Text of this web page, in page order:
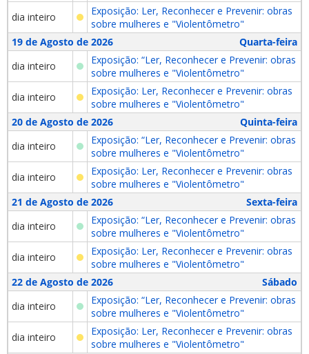
dia inteiro
Exposição: Ler, Reconhecer e Prevenir: obras
sobre mulheres e "Violentômetro"
19 de Agosto de 2026
Quarta-feira
dia inteiro
Exposição: “Ler, Reconhecer e Prevenir: obras
sobre mulheres e "Violentômetro"
dia inteiro
Exposição: Ler, Reconhecer e Prevenir: obras
sobre mulheres e "Violentômetro"
20 de Agosto de 2026
Quinta-feira
dia inteiro
Exposição: “Ler, Reconhecer e Prevenir: obras
sobre mulheres e "Violentômetro"
dia inteiro
Exposição: Ler, Reconhecer e Prevenir: obras
sobre mulheres e "Violentômetro"
21 de Agosto de 2026
Sexta-feira
dia inteiro
Exposição: “Ler, Reconhecer e Prevenir: obras
sobre mulheres e "Violentômetro"
dia inteiro
Exposição: Ler, Reconhecer e Prevenir: obras
sobre mulheres e "Violentômetro"
22 de Agosto de 2026
Sábado
dia inteiro
Exposição: “Ler, Reconhecer e Prevenir: obras
sobre mulheres e "Violentômetro"
dia inteiro
Exposição: Ler, Reconhecer e Prevenir: obras
sobre mulheres e "Violentômetro"